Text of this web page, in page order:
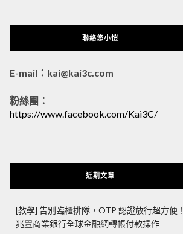
聯絡悠小愷
E-mail：kai@kai3c.com
粉絲團：
https://www.facebook.com/Kai3C/
近期文章
[教學] 告別臨櫃排隊，OTP 認證放行超方便！
兆豐商業銀行全球金融網轉帳付款操作